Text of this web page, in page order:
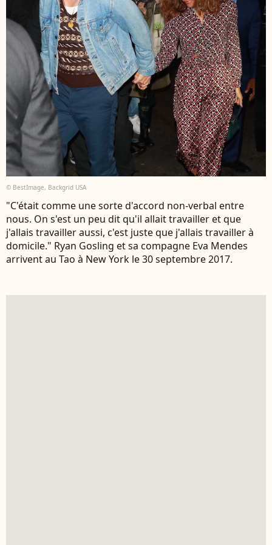
© BestImage, Backgrid USA
"C'était comme une sorte d'accord non-verbal entre
nous. On s'est un peu dit qu'il allait travailler et que
j'allais travailler aussi, c'est juste que j'allais travailler à
domicile." Ryan Gosling et sa compagne Eva Mendes
arrivent au Tao à New York le 30 septembre 2017.